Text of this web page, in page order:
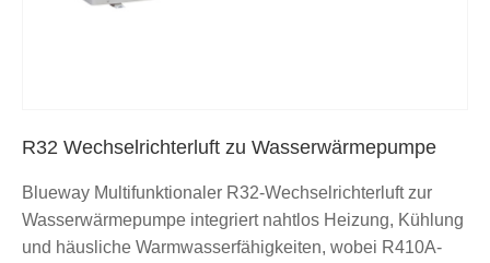
R32 Wechselrichterluft zu Wasserwärmepumpe
Blueway Multifunktionaler R32-Wechselrichterluft zur
Wasserwärmepumpe integriert nahtlos Heizung, Kühlung
und häusliche Warmwasserfähigkeiten, wobei R410A-